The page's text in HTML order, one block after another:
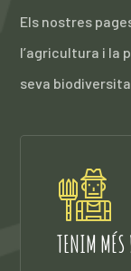
Els nostres
l’agricultura i la
seva
TENIM MÉS